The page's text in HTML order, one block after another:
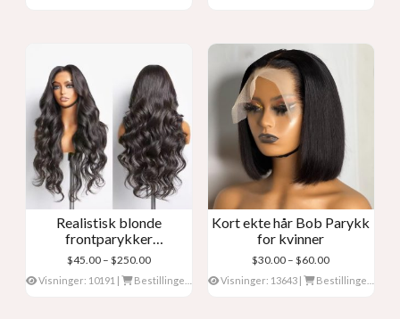
Realistisk blonde
frontparykker
menneskehår
$45.00 – $250.00Prisklasse:
$45.00
Visninger: 10191 | Bestillinger: 0
Kort ekte hår Bob Parykk
for kvinner
$30.00 – $60.00Prisklasse:
$30.00
Visninger: 13643| Bestillinger: 0